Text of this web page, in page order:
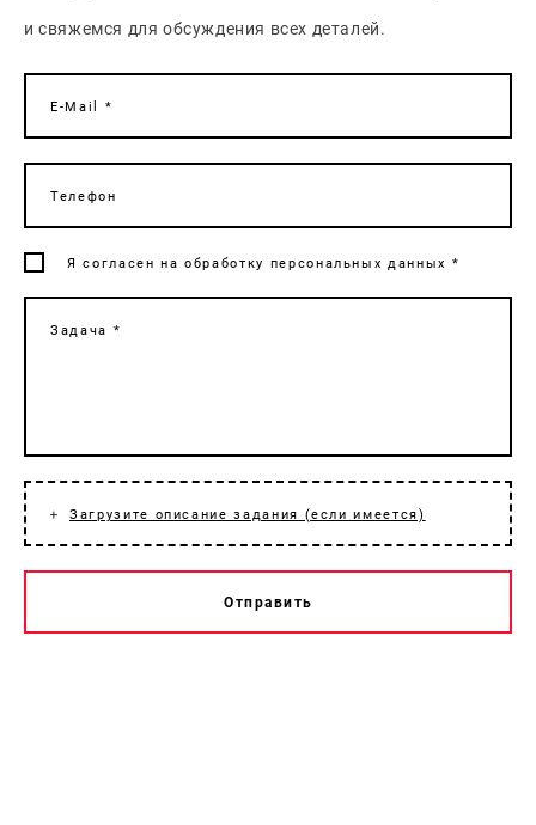
и свяжемся для обсуждения всех деталей.
E-Mail *
Телефон
Я согласен наобработку персональных данных *
Задача *
Загрузите описание задания (если имеется)
Отправить